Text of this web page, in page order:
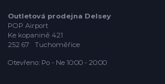
Outletová prodejna Delsey
POP Airport
Ke kopanině 421
252 67 Tuchoměřice
Otevřeno: Po - Ne 10:00 - 20:00